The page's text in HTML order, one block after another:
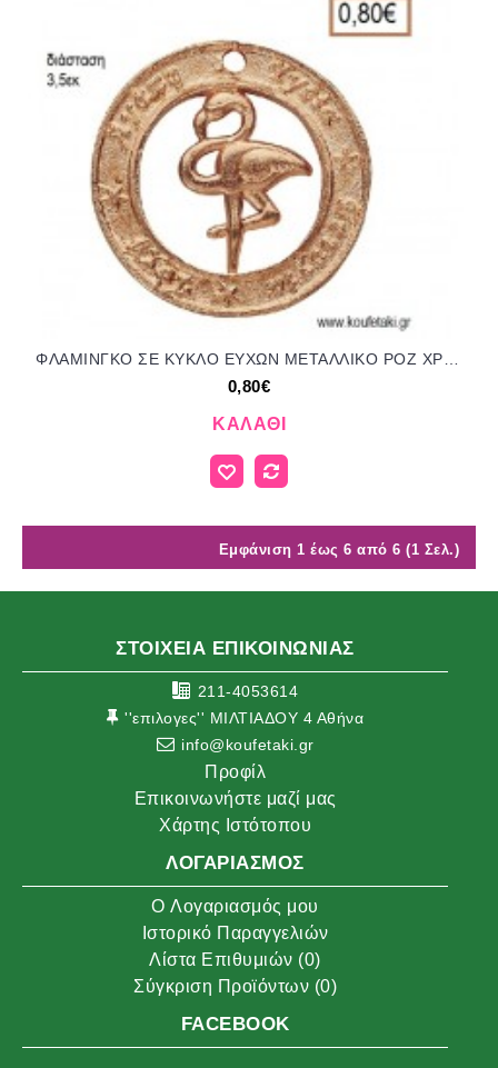
ΦΛΑΜΙΝΓΚΟ ΣΕ ΚΥΚΛΟ ΕΥΧΩΝ ΜΕΤΑΛΛΙΚΟ ΡΟΖ ΧΡΥΣΟ accessories για μπομπονιέρες - δώρα ΕΦ-051619/41050 0.80€!!!
0,80€
ΚΑΛΆΘΙ
Εμφάνιση 1 έως 6 από 6 (1 Σελ.)
ΣΤΟΙΧΕΙΑ ΕΠΙΚΟΙΝΩΝΙΑΣ
211-4053614
''επιλογες'' ΜΙΛΤΙΑΔΟΥ 4 Αθήνα
info@koufetaki.gr
Προφίλ
Επικοινωνήστε μαζί μας
Χάρτης Ιστότοπου
ΛΟΓΑΡΙΑΣΜΌΣ
O Λογαριασμός μου
Ιστορικό Παραγγελιών
Λίστα Επιθυμιών (0)
Σύγκριση Προϊόντων (0)
FACEBOOK